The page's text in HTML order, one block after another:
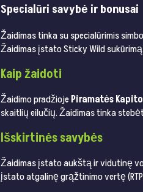
Specialūri savybė ir bonusai
Žaidimas tinka su specialūrimis
Žaidimas įstato Sticky Wild
Kaip žaidoti
Žaidimo pradžiojePiramatės
skaitlių eilučių. Žaidimas tinka
Išskirtinės savybės
Žaidimas įstato aukštą ir vidutinę
įstato atgalinę grąžtinimo vertę